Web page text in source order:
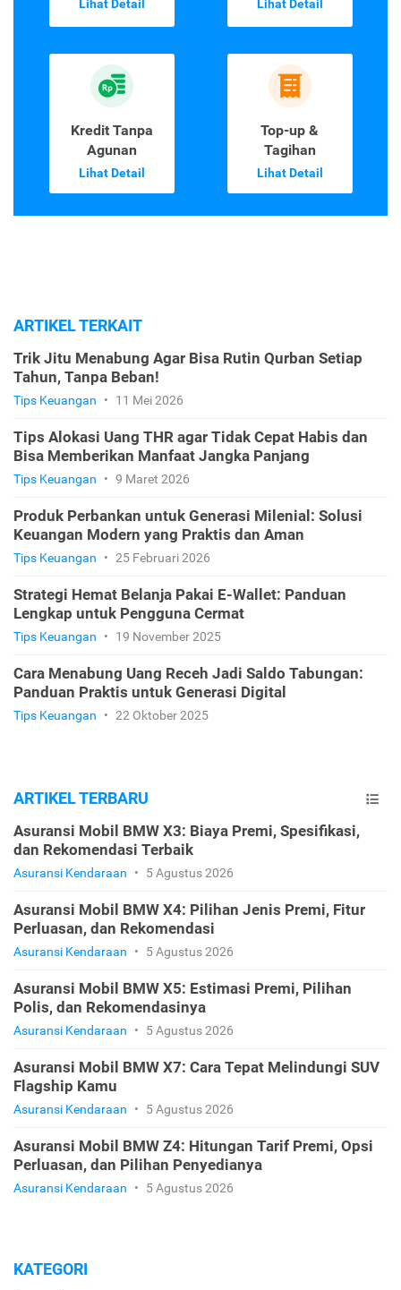
Lihat Detail Lihat Detail
Kredit Tanpa
Agunan
Lihat Detail
Top-up &
Tagihan
Lihat Detail
ARTIKEL TERKAIT
Trik Jitu Menabung Agar Bisa Rutin Qurban Setiap
Tahun, Tanpa Beban!
Tips Keuangan • 11 Mei 2026
Tips Alokasi Uang THR agar Tidak Cepat Habis dan
Bisa Memberikan Manfaat Jangka Panjang
Tips Keuangan • 9 Maret 2026
Produk Perbankan untuk Generasi Milenial: Solusi
Keuangan Modern yang Praktis dan Aman
Tips Keuangan • 25 Februari 2026
Strategi Hemat Belanja Pakai E-Wallet: Panduan
Lengkap untuk Pengguna Cermat
Tips Keuangan • 19 November 2025
Cara Menabung Uang Receh Jadi Saldo Tabungan:
Panduan Praktis untuk Generasi Digital
Tips Keuangan • 22 Oktober 2025
ARTIKEL TERBARU
Asuransi Mobil BMW X3: Biaya Premi, Spesifikasi,
dan Rekomendasi Terbaik
Asuransi Kendaraan • 5 Agustus 2026
Asuransi Mobil BMW X4: Pilihan Jenis Premi, Fitur
Perluasan, dan Rekomendasi
Asuransi Kendaraan • 5 Agustus 2026
Asuransi Mobil BMW X5: Estimasi Premi, Pilihan
Polis, dan Rekomendasinya
Asuransi Kendaraan • 5 Agustus 2026
Asuransi Mobil BMW X7: Cara Tepat Melindungi SUV
Flagship Kamu
Asuransi Kendaraan • 5 Agustus 2026
Asuransi Mobil BMW Z4: Hitungan Tarif Premi, Opsi
Perluasan, dan Pilihan Penyedianya
Asuransi Kendaraan • 5 Agustus 2026
KATEGORI